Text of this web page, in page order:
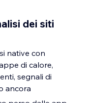
dei siti
native con
di calore,
segnali di
ancora